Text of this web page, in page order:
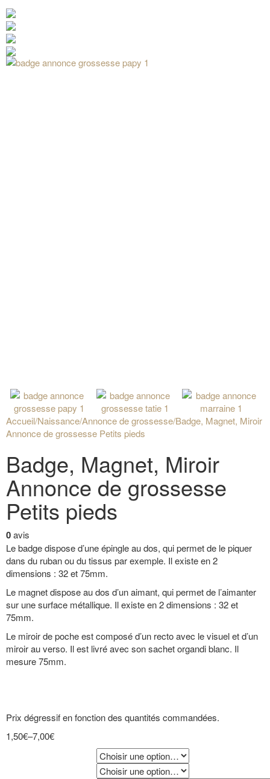
Accueil/Naissance/Annonce de grossesse/Badge, Magnet, Miroir
Annonce de grossesse Petits pieds
Badge, Magnet, Miroir
Annonce de grossesse
Petits pieds
0avis
Le badge dispose d’une épingle au dos, qui permet de le piquer
dans du ruban ou du tissus par exemple. Il existe en 2
dimensions : 32 et 75mm.
Le magnet dispose au dos d’un aimant, qui permet de l’aimanter
sur une surface métallique. Il existe en 2 dimensions : 32 et
75mm.
Le miroir de poche est composé d’un recto avec le visuel et d’un
miroir au verso. Il est livré avec son sachet organdi blanc. Il
mesure 75mm.
Prix dégressif en fonction des quantités commandées.
1,50€–7,00€